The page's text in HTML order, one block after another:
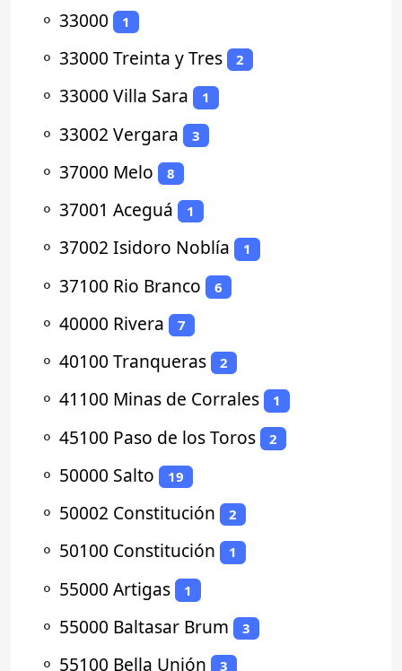
⚬ 33000 1
⚬ 33000 Treinta y Tres 2
⚬ 33000 Villa Sara 1
⚬ 33002 Vergara 3
⚬ 37000 Melo 8
⚬ 37001 Aceguá 1
⚬ 37002 Isidoro Noblía 1
⚬ 37100 Rio Branco 6
⚬ 40000 Rivera 7
⚬ 40100 Tranqueras 2
⚬ 41100 Minas de Corrales 1
⚬ 45100 Paso de los Toros 2
⚬ 50000 Salto 19
⚬ 50002 Constitución 2
⚬ 50100 Constitución 1
⚬ 55000 Artigas 1
⚬ 55000 Baltasar Brum 3
⚬ 55100 Bella Unión 3